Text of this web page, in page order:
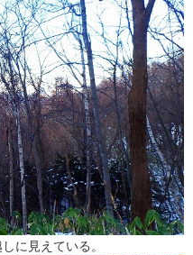
に見えている。